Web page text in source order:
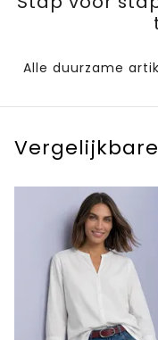
Alle duurzame